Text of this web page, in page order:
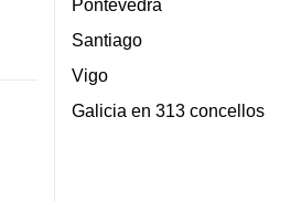
Pontevedra
Santiago
Vigo
Galicia en 313 concellos